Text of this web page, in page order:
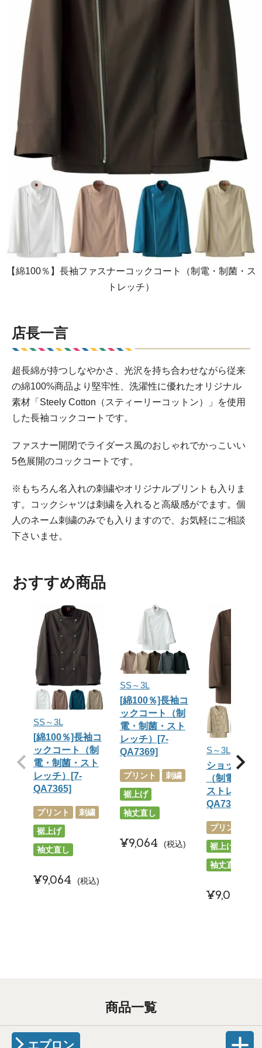
【綿100％】長袖ファスナーコックコート（制電・制菌・ス
トレッチ）
店長一言
超長綿が持つしなやかさ、光沢を持ち合わせながら従来
の綿100%商品より堅牢性、洗濯性に優れたオリジナル
素材「Steely Cotton（スティーリーコットン）」を使用
した長袖コックコートです。
ファスナー開閉でライダース風のおしゃれでかっこいい
5色展開のコックコートです。
※もちろん名入れの刺繍やオリジナルプリントも入りま
す。コックシャツは刺繍を入れると高級感がでます。個
人のネーム刺繍のみでも入りますので、お気軽にご相談
下さいませ。
おすすめ商品
SS～3L
[綿100％]長袖コ
ックコート（制
電・制菌・スト
レッチ）[7-
QA7365]
プリント
刺繍
裾上げ
袖丈直し
¥9,064 税込
SS～3L
[綿100％]長袖コ
ックコート（制
電・制菌・スト
レッチ）[7-
QA7369]
プリント
刺繍
裾上げ
袖丈直し
¥9,064 税込
S～3L
ショップコ
（制電・制
ストレッチ
QA7366]
プリント
裾上げ
袖丈直し
¥9,064
商品一覧
エプロン